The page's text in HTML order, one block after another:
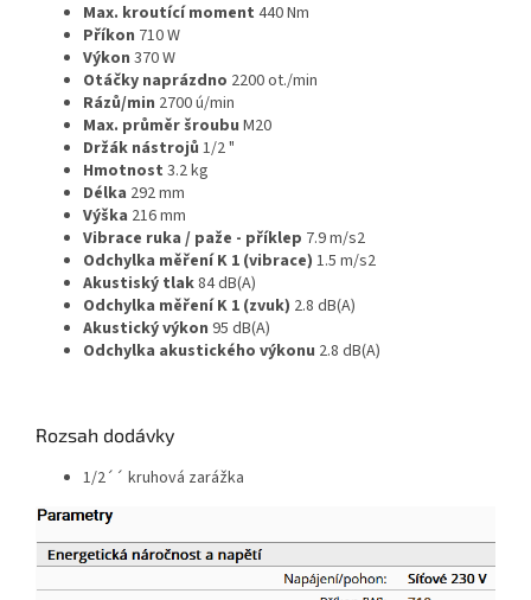
Max. kroutící moment 440 Nm
Příkon 710 W
Výkon 370 W
Otáčky naprázdno 2200 ot./min
Rázů/min 2700 ú/min
Max. průměr šroubu M20
Držák nástrojů 1/2 "
Hmotnost 3.2 kg
Délka 292 mm
Výška 216 mm
Vibrace ruka / paže - příklep 7.9 m/s2
Odchylka měření K 1 (vibrace) 1.5 m/s2
Akustiský tlak84 dB(A)
Odchylka měření K 1 (zvuk) 2.8 dB(A)
Akustický výkon 95 dB(A)
Odchylka akustického výkonu 2.8 dB(A)
Rozsah dodávky
1/2´´ kruhová zarážka